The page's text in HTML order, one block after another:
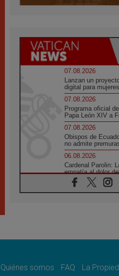
07.08.2026
Lanzan un
digital para
07.08.2026
Programa oficial
Papa León XIV a
07.08.2026
Obispos de
no admite
06.08.2026
Cardenal Parolin:
empatía al dolor
06.08.2026
Fray Marco
06.08.2026
06.08.2026
Quiénes somos FAQ La